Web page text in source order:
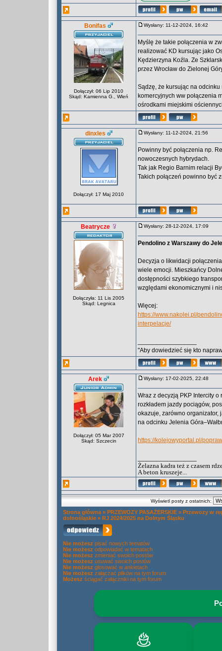
Bonifas
Dołączył: 06 Lip 2010
Skąd: Kamienna G., Wleń
Wysłany: 11-12-2024, 16:42
Myślę że takie połączenia w
realizować KD kursując jako
Kędzierzyna Koźla. Ze
przez Wrocław do Zielonej
Sądzę, że kursując na
komercyjnych ww połączenia
ośrodkami miejskimi
dinxles
Dołączył: 17 Maj 2010
Wysłany: 11-12-2024, 21:56
Powinny być połączenia np.
nowoczesnych hybrydach.
Tak jak Regio Barnim relacji
Takich połączeń powinno być
Beatrycze
Dołączyła: 11 Lis 2005
Skąd: Legnica
Wysłany: 28-12-2024, 17:09
Pendolino z Warszawy do
Decyzja o likwidacji
wiele emocji. Mieszkańcy
dostępności szybkiego
względami ekonomicznymi i
Więcej:
https://www.nakolei.pl/
interpelacje/
"Aby dowiedzieć się kto
Arek
Dołączył: 05 Mar 2007
Skąd: Szczecin
Wysłany: 17-02-2025, 22:48
Wraz z decyzją PKP Intercity
rozkładem jazdy pociągów,
okazuje, zarówno organizator,
na odcinku Jelenia
https://kolejowyportal.pl/
Żelazna kadra też z czasem
A beton kruszeje...
Wyświetl posty z ostatnich:
Strona główna » PRZEWOZY PASAŻERSKIE » Przewozy w
dolnośląskie » RJ 2024/2025 na Dolnym Śląsku
Nie możesz pisać nowych tematów
Nie możesz odpowiadać w tematach
Nie możesz zmieniać swoich postów
Nie możesz usuwać swoich postów
Nie możesz głosować w ankietach
Nie możesz załączać plików na tym forum
Możesz ściągać załączniki na tym forum